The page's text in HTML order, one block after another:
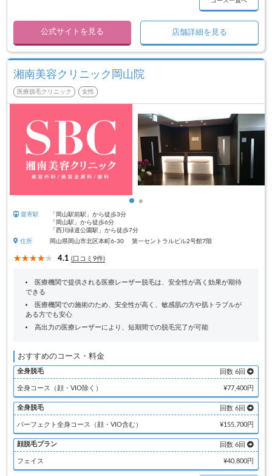
公式サイトを見る 店舗詳細を見る
湘南美容クリニック岡山院
医療脱毛クリニック 女性
最寄駅
「岡山駅前駅」から徒歩3分
「岡山駅」から徒歩6分
「西川緑道公園駅」から徒歩7分
住所
岡山県岡山市北区本町6‐30 第一セントラルビル2号館7階
4.1 (口コミ9件)
医療機関で提供される医療レーザー脱毛は、安全性が高く効果が期待
できる
医療機関での施術のため、安全性が高く、敏感肌の方や肌トラブルが
ある方でも安心
高出力の医療レーザーにより、短期間での脱毛完了が可能
おすすめのコース・料金
全身脱毛 回数 6回
全身コース（顔・VIO除く） ¥77,400円
全身脱毛 回数 6回
パーフェクト全身コース（顔・VIO含む） ¥155,700円
顔脱毛プラン 回数 6回
フェイス ¥40,800円